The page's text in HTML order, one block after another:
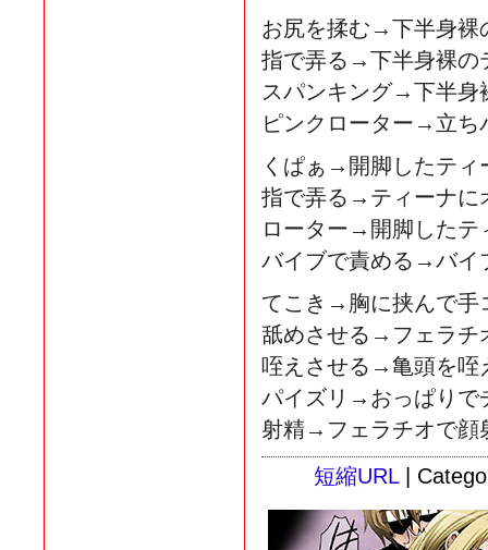
お尻を揉む→下半身裸
指で弄る→下半身裸の
スパンキング→下半身
ピンクローター→立ち
くぱぁ→開脚したティ
指で弄る→ティーナに
ローター→開脚したテ
バイブで責める→バイ
てこき→胸に挟んで手
舐めさせる→フェラチ
咥えさせる→亀頭を咥
パイズリ→おっぱりで
射精→フェラチオで顔
短縮URL|